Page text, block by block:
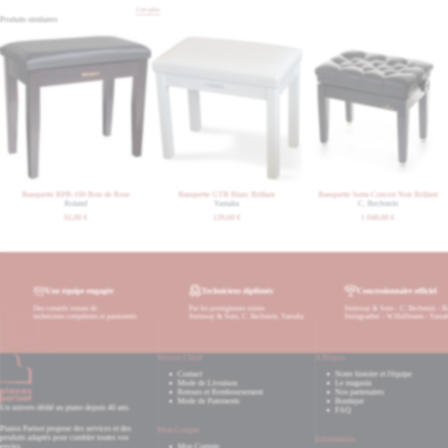
Lire plus
Produits similaires
Banquette RPB-100 Bois de Rose
Roland
€
Banquette GTB Blanc Brillant
Yamaha
€
Banquette Semi-Concert Noir Brillant
C. Bechstein
1 040,00
€
Une équipe engagée
Des conseils venant de
techniciens compétents et passionnés
Techniciens diplômés
Par les prestigieuses usines
Steinway & Sons, C. Bechstein, Yamaha
Concessionnaire officiel
Steinway & Sons - C. Bechstein -
Steingraeber - W.Hoffmann -
Un univers dédié au piano depuis 40 ans.
Pianos Parisot propose des services et des
produits adaptés pour combler toutes vos
envies.
Contact
Mode de Livraison
Retours et Remboursement
Mode de Paiements
Mon Compte
Notre histoire et l'équipe
Le magasin
Nos partenaires
Boutique
FAQ